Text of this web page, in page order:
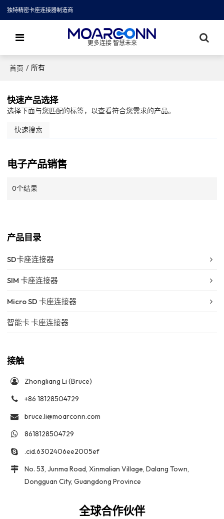
独特精密卡座连接器制造商
更多连接 智慧未来
首页 / 所有
快速产品选择
选择下面与您匹配的标签，以查看符合您需求的产品。
快速搜索
电子产品销售
0个结果
产品目录
SD卡座连接器
SIM 卡座连接器
Micro SD 卡座连接器
智能卡 卡座连接器
接触
Zhongliang Li (Bruce)
+86 18128504729
bruce.li@moarconn.com
8618128504729
.cid.6302406ee2005ef
No. 53, Junma Road, Xinmalian Village, Dalang Town,
Dongguan City, Guangdong Province
全球合作伙伴